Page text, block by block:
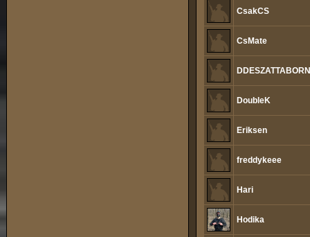
CsakCS
CsMate
DoubleK
Eriksen
freddykeee
Hari
Hodika